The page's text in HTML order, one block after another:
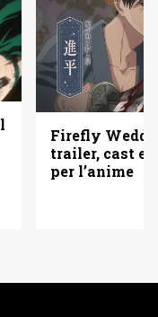
Firefly
trailer, cast e
per l’anime